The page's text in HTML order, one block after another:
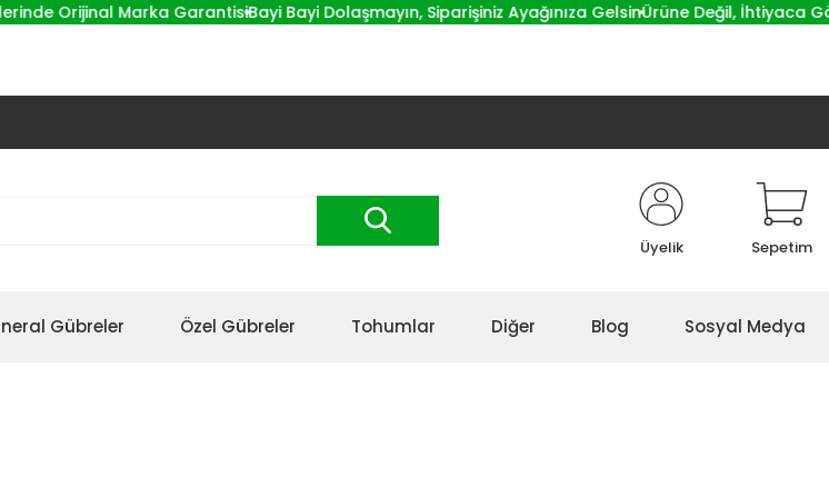
Orijinal Marka GarantisiBayi Bayi Dolaşmayın, Siparişiniz Ayağınıza GelsinÜrüne Değil, İhtiyaca
Üyelik Sepetim
Gübreler Özel Gübreler Tohumlar Diğer Blog Sosyal Medya